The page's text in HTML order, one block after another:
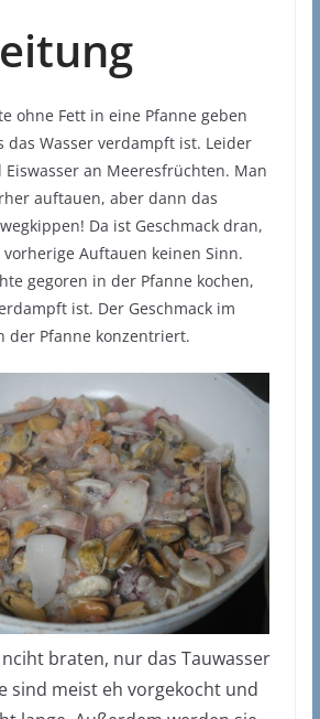
ohne Fett in eine Pfanne geben
das Wasser verdampft ist. Leider
an Meeresfrüchten. Man
auftauen, aber dann das
Da ist Geschmack dran,
Auftauen keinen Sinn.
gegoren in der Pfanne kochen,
ist. Der Geschmack im
der Pfanne konzentriert.
braten, nur das Tauwasser
sind meist eh vorgekocht und